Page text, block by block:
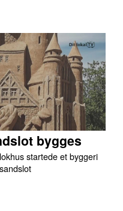
bygges
startede et byggeri